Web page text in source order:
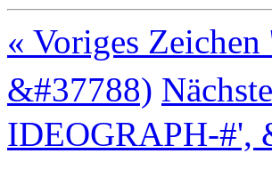
« Voriges
&#37788)
IDEOGRAPH-#',